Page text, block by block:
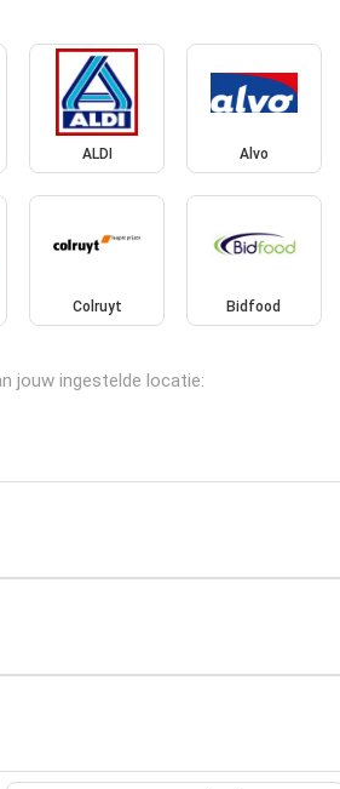
ALDI Alvo
Colruyt Bidfood
jouw ingestelde locatie: